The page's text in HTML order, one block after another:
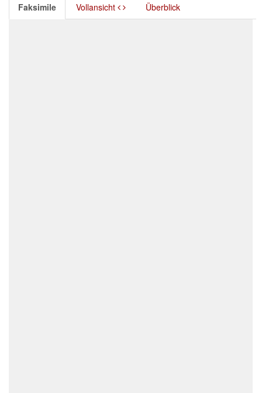
Faksimile Vollansicht Überblick